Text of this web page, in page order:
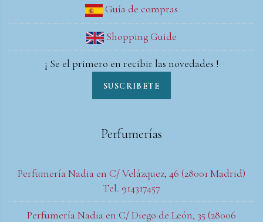
Guía de compras
Shopping Guide
¡ Se el primero en recibir las novedades !
SUSCRIBETE
Perfumerías
Perfumería Nadia en C/ Velázquez, 46 (28001 Madrid)
Tel. 914317457
Perfumería Nadia en C/ Diego de León, 35 (28006